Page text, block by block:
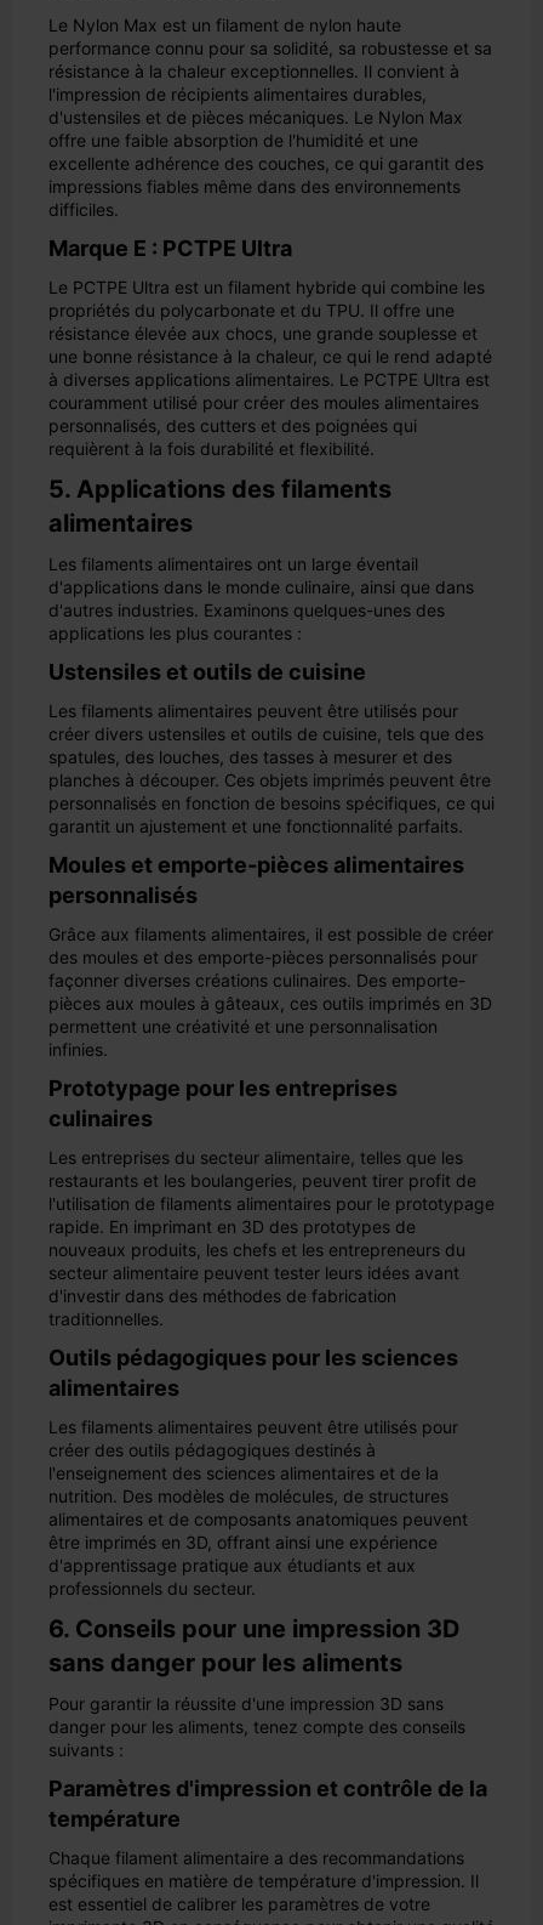
Le Nylon Max est un filament de nylon haute
performance connu pour sa solidité, sa robustesse et sa
résistance à la chaleur exceptionnelles. Il convient à
l'impression de récipients alimentaires durables,
d'ustensiles et de pièces mécaniques. Le Nylon Max
offre une faible absorption de l'humidité et une
excellente adhérence des couches, ce qui garantit des
impressions fiables même dans des environnements
difficiles.
Marque E : PCTPE Ultra
Le PCTPE Ultra est un filament hybride qui combine les
propriétés du polycarbonate et du TPU. Il offre une
résistance élevée aux chocs, une grande souplesse et
une bonne résistance à la chaleur, ce qui le rend adapté
à diverses applications alimentaires. Le PCTPE Ultra est
couramment utilisé pour créer des moules alimentaires
personnalisés, des cutters et des poignées qui
requièrent à la fois durabilité et flexibilité.
5. Applications des filaments
alimentaires
Les filaments alimentaires ont un large éventail
d'applications dans le monde culinaire, ainsi que dans
d'autres industries. Examinons quelques-unes des
applications les plus courantes :
Ustensiles et outils de cuisine
Les filaments alimentaires peuvent être utilisés pour
créer divers ustensiles et outils de cuisine, tels que des
spatules, des louches, des tasses à mesurer et des
planches à découper. Ces objets imprimés peuvent être
personnalisés en fonction de besoins spécifiques, ce qui
garantit un ajustement et une fonctionnalité parfaits.
Moules et emporte-pièces alimentaires
personnalisés
Grâce aux filaments alimentaires, il est possible de créer
des moules et des emporte-pièces personnalisés pour
façonner diverses créations culinaires. Des emporte-
pièces aux moules à gâteaux, ces outils imprimés en 3D
permettent une créativité et une personnalisation
infinies.
Prototypage pour les entreprises
culinaires
Les entreprises du secteur alimentaire, telles que les
restaurants et les boulangeries, peuvent tirer profit de
l'utilisation de filaments alimentaires pour le prototypage
rapide. En imprimant en 3D des prototypes de
nouveaux produits, les chefs et les entrepreneurs du
secteur alimentaire peuvent tester leurs idées avant
d'investir dans des méthodes de fabrication
traditionnelles.
Outils pédagogiques pour les sciences
alimentaires
Les filaments alimentaires peuvent être utilisés pour
créer des outils pédagogiques destinés à
l'enseignement des sciences alimentaires et de la
nutrition. Des modèles de molécules, de structures
alimentaires et de composants anatomiques peuvent
être imprimés en 3D, offrant ainsi une expérience
d'apprentissage pratique aux étudiants et aux
professionnels du secteur.
6. Conseils pour une impression 3D
sans danger pour les aliments
Pour garantir la réussite d'une impression 3D sans
danger pour les aliments, tenez compte des conseils
suivants :
Paramètres d'impression et contrôle de la
température
Chaque filament alimentaire a des recommandations
spécifiques en matière de température d'impression. Il
est essentiel de calibrer les paramètres de votre